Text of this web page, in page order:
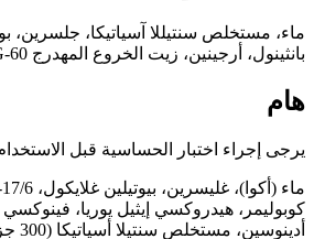
بانثينول، أرجينين، زيت الخروع المهدرج PEG-60، مركب الكلوروفيلين والنحاس، إيثيل هكسيل جلسرين، هيدروكسي أسيتوفينون، إيثيل هكسيل جلسرين، صمغ الزانثان، ثنائي الصوديوم EDTA.
هام
يرجى إجراء اختبار الحساسية قبل
ماء (أكوا)، غليسرين، بيوتيلين غلايكول، PEG/PPG-17/6